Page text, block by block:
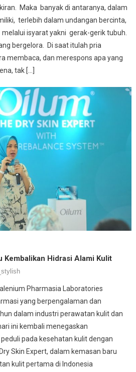
Maka banyak di antaranya, dalam
terlebih dalam undangan bercinta,
isyarat yakni gerak-gerik tubuh.
bergelora. Di saat itulah pria
membaca, dan merespons apa yang
tak […]
Kembalikan Hidrasi Alami Kulit
Pharmasia Laboratories
yang berpengalaman dan
dalam industri perawatan kulit dan
ini kembali menegaskan
pada kesehatan kulit dengan
Skin Expert, dalam kemasan baru
kulit pertama di Indonesia